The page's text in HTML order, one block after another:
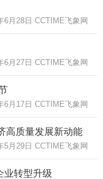
6月28日 CCTIME飞象网
6月27日 CCTIME飞象网
6月17日 CCTIME飞象网
高质量发展新动能
5月29日 CCTIME飞象网
业转型升级